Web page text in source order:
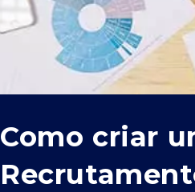
Como criar